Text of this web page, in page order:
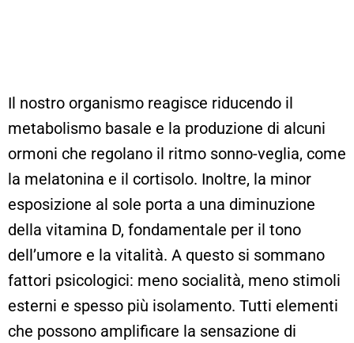
Il nostro organismo reagisce riducendo il
metabolismo basale e la produzione di alcuni
ormoni che regolano il ritmo sonno-veglia, come
la melatonina e il cortisolo. Inoltre, la minor
esposizione al sole porta a una diminuzione
della vitamina D, fondamentale per il tono
dell’umore e la vitalità. A questo si sommano
fattori psicologici: meno socialità, meno stimoli
esterni e spesso più isolamento. Tutti elementi
che possono amplificare la sensazione di